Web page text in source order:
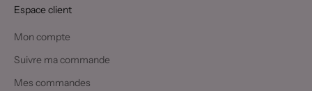
Espace client
Mon compte
Suivre ma commande
Mes commandes